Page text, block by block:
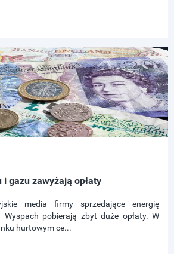
gazu zawyżają opłaty
media firmy sprzedające energię
pobierają zbyt duże opłaty. W
hurtowym ce...